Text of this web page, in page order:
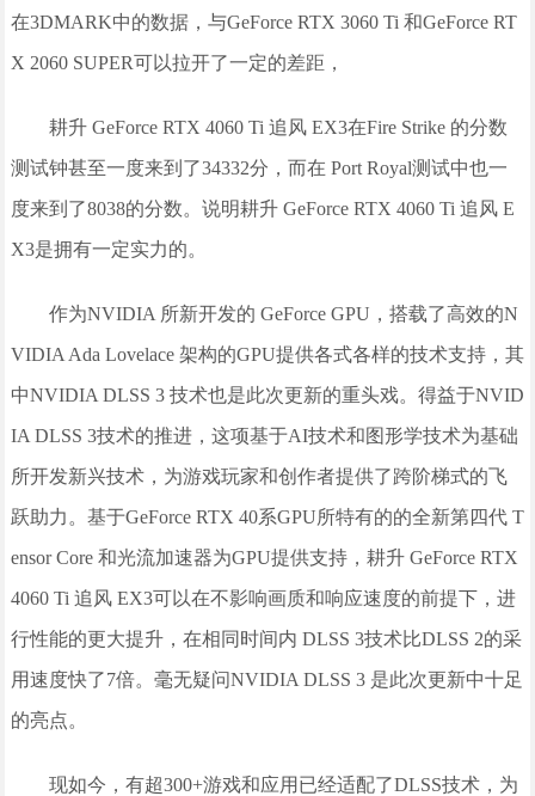
在3DMARK中的数据，与GeForce RTX 3060 Ti 和GeForce RT
X 2060 SUPER可以拉开了一定的差距，
耕升 GeForce RTX 4060 Ti 追风 EX3在Fire Strike 的分数
测试钟甚至一度来到了34332分，而在 Port Royal测试中也一
度来到了8038的分数。说明耕升 GeForce RTX 4060 Ti 追风 E
X3是拥有一定实力的。
作为NVIDIA 所新开发的 GeForce GPU，搭载了高效的N
VIDIA Ada Lovelace 架构的GPU提供各式各样的技术支持，其
中NVIDIA DLSS 3 技术也是此次更新的重头戏。得益于NVID
IA DLSS 3技术的推进，这项基于AI技术和图形学技术为基础
所开发新兴技术，为游戏玩家和创作者提供了跨阶梯式的飞
跃助力。基于GeForce RTX 40系GPU所特有的的全新第四代 T
ensor Core 和光流加速器为GPU提供支持，耕升 GeForce RTX
4060 Ti 追风 EX3可以在不影响画质和响应速度的前提下，进
行性能的更大提升，在相同时间内 DLSS 3技术比DLSS 2的采
用速度快了7倍。毫无疑问NVIDIA DLSS 3 是此次更新中十足
的亮点。
现如今，有超300+游戏和应用已经适配了DLSS技术，为